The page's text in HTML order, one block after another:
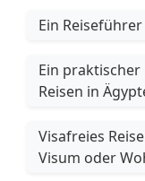
Ein
Ein
Reisen in
Visafreies
Visum oder